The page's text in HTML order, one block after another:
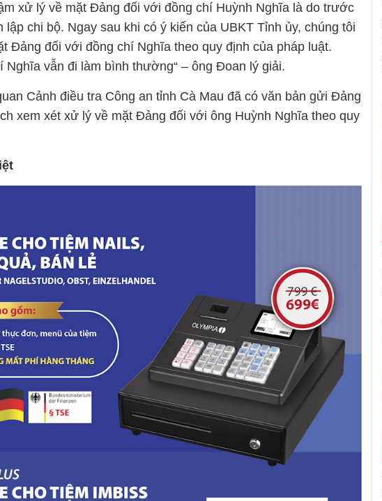
xử lý về mặt Đảng đối với đồng chí Huỳnh Nghĩa là do trước
lập chi bộ. Ngay sau khi có ý kiến của UBKT Tỉnh ủy, chúng tôi
Đảng đối với đồng chí Nghĩa theo quy định của pháp luật.
Nghĩa vẫn đi làm bình thường“ – ông Đoan lý giải.
Cảnh điều tra Công an tỉnh Cà Mau đã có văn bản gửi Đảng
xem xét xử lý về mặt Đảng đối với ông Huỳnh Nghĩa theo quy